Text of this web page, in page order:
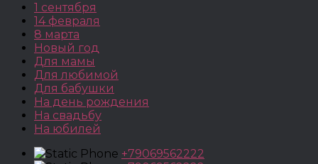
1 сентября
14 февраля
8 марта
Новый год
Для мамы
Для любимой
Для бабушки
На день рождения
На свадьбу
На юбилей
+79069562222